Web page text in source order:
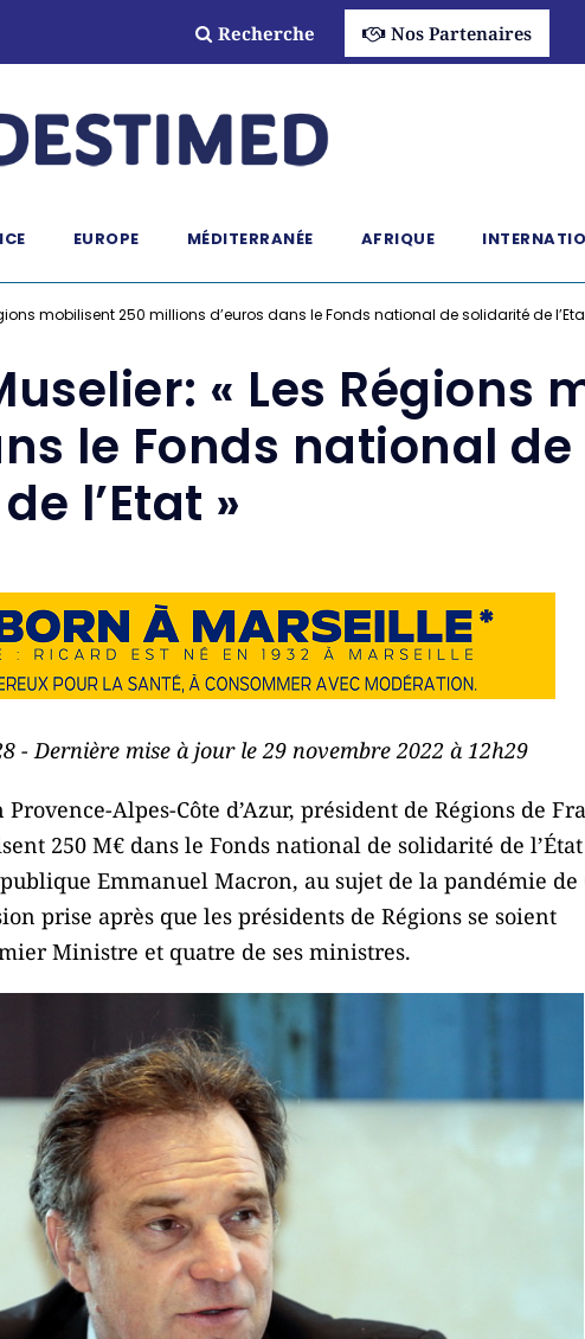
Recherche Nos Partenaires
EUROPE MÉDITERRANÉE AFRIQUE
mobilisent 250 millions d’euros dans le Fonds national de solidarité de
« Les Régions
le Fonds national
de l’Etat »
- Dernière mise à jour le 29 novembre 2022 à 12h29
Alpes-Côte d’Azur, président de Régions de
250 M€ dans le Fonds national de solidarité de
Emmanuel Macron, au sujet de la pandémie de
prise après que les présidents de Régions se soient
Ministre et quatre de ses ministres.